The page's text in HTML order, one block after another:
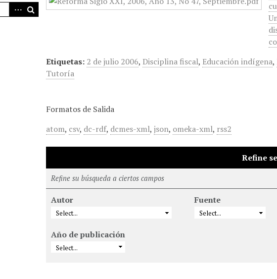
Etiquetas: 2 de julio 2006, Disciplina fiscal, Educación indígena,
Tutoría
Formatos de Salida
atom, csv, dc-rdf, dcmes-xml,json, omeka-xml, rss2
Refine
Refine su búsqueda a ciertos campos
Autor Fuente
Año de publicación